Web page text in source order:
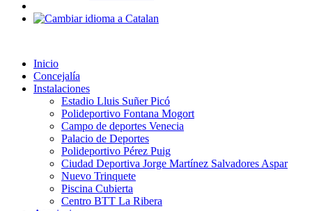
Inicio
Concejalía
Instalaciones
Estadio Lluis Suñer Picó
Polideportivo Fontana Mogort
Campo de deportes Venecia
Palacio de Deportes
Polideportivo Pérez Puig
Ciudad Deportiva Jorge Martínez Salvadores Aspar
Nuevo Trinquete
Piscina Cubierta
Centro BTT La Ribera